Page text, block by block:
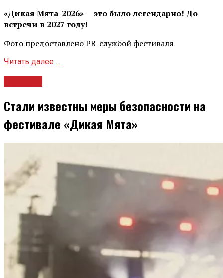
«Дикая Мята-2026» — это было легендарно! До
встречи в 2027 году!
Фото предоставлено PR-службой фестиваля
Читать далее ...
Стали известны меры безопасности на
фестивале «Дикая Мята»